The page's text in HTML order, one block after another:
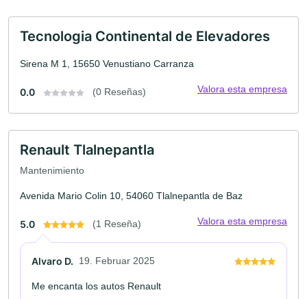
Tecnologia Continental de Elevadores
Sirena M 1, 15650 Venustiano Carranza
0.0 (0 Reseñas) Valora esta empresa
Renault Tlalnepantla
Mantenimiento
Avenida Mario Colin 10, 54060 Tlalnepantla de Baz
5.0 (1 Reseña) Valora esta empresa
Alvaro D. 19. Februar 2025
Me encanta los autos Renault